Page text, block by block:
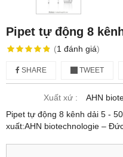
Pipet tự động 8
(1 đánh giá)
SHARE TWEET
Xuất xứ :
AHN
Pipet tự động 8 kênh dải 5 -
xuất:AHN biotechnologie –